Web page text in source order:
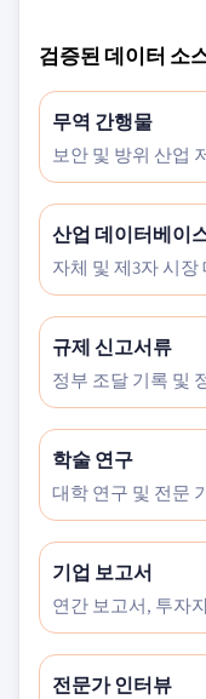
검증된 데이터 소
무역 간행물
보안 및 방위 산업
산업 데이터베이
자체 및 제3자 시
규제 신고서류
정부 조달 기록 및
학술 연구
대학 연구 및 전문
기업 보고서
연간 보고서, 투자
전문가 인터뷰